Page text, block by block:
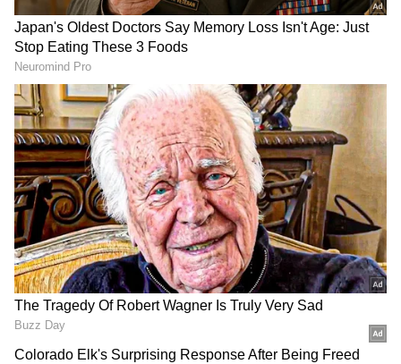
இதையும் படிங்க..தீபாவளி
விடுமுறையில் குடும்பத்துடன் செல்ல
ஏற்ற இடம், அதுவும் குறைந்த செலவில்!
எங்கு தெரியுமா ?
LATEST VIDEOS
பேரவையில் பிரேமலதா
விளாசல்: விவசாயிகள் கடனை
தள்ளுபடி செய்யாத அரசுக்கு